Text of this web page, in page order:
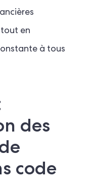
en
à tous
des
code